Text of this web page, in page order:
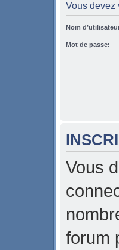
Vous devez
Nom
Mot de passe:
Vous
forum